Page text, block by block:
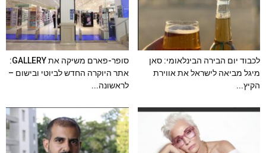
לכבוד יום הבירה הבינלאומי: סאן
מיגל מביאה לישראל את אווירת
הקיץ...
סופר-פארם משיקה את GALLERY:
אתר היוקרה החדש לביוטי ובישום –
לראשונה...